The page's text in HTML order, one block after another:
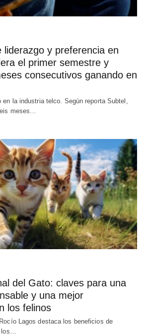
liderazgo y preferencia en
el primer semestre y
consecutivos ganando en
en la industria telco. Según reporta Subtel,
meses…
del Gato: claves para una
y una mejor
los felinos
Lagos destaca los beneficios de